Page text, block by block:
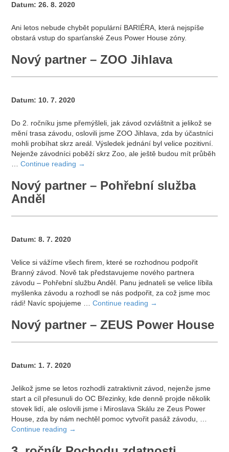
Datum: 26. 8. 2020
Ani letos nebude chybět populární BARIÉRA, která nejspíše
obstará vstup do sparťanské Zeus Power House zóny.
Nový partner – ZOO Jihlava
Datum: 10. 7. 2020
Do 2. ročníku jsme přemýšleli, jak závod ozvláštnit a jelikož se
mění trasa závodu, oslovili jsme ZOO Jihlava, zda by účastníci
mohli probíhat skrz areál. Výsledek jednání byl velice pozitivní.
Nejenže závodníci poběží skrz Zoo, ale ještě budou mít průběh
…Continue reading →
Nový partner – Pohřební služba
Anděl
Datum: 8. 7. 2020
Velice si vážíme všech firem, které se rozhodnou podpořit
Branný závod. Nově tak představujeme nového partnera
závodu – Pohřební službu Anděl. Panu jednateli se velice líbila
myšlenka závodu a rozhodl se nás podpořit, za což jsme moc
rádi! Navíc spojujeme …Continue reading →
Nový partner – ZEUS Power House
Datum: 1. 7. 2020
Jelikož jsme se letos rozhodli zatraktivnit závod, nejenže jsme
start a cíl přesunuli do OC Březinky, kde denně projde několik
stovek lidí, ale oslovili jsme i Miroslava Skálu ze Zeus Power
House, zda by nám nechtěl pomoc vytvořit pasáž závodu, …
Continue reading →